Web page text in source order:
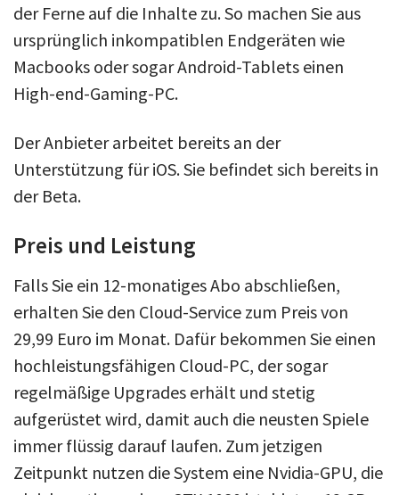
der Ferne auf die Inhalte zu. So machen Sie aus
ursprünglich inkompatiblen Endgeräten wie
Macbooks oder sogar Android-Tablets einen
High-end-Gaming-PC.
Der Anbieter arbeitet bereits an der
Unterstützung für iOS. Sie befindet sich bereits in
der Beta.
Preis und Leistung
Falls Sie ein 12-monatiges Abo abschließen,
erhalten Sie den Cloud-Service zum Preis von
29,99 Euro im Monat. Dafür bekommen Sie einen
hochleistungsfähigen Cloud-PC, der sogar
regelmäßige Upgrades erhält und stetig
aufgerüstet wird, damit auch die neusten Spiele
immer flüssig darauf laufen. Zum jetzigen
Zeitpunkt nutzen die System eine Nvidia-GPU, die